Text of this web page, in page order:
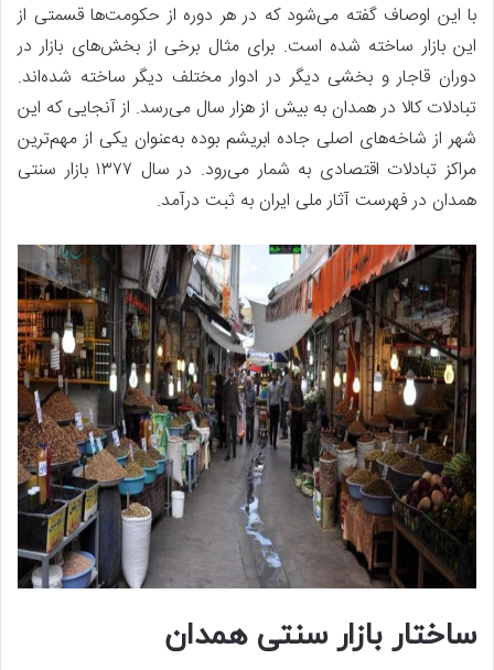
با این اوصاف گفته می‌شود که در هر دوره از حکومت‌ها قسمتی از
این بازار ساخته شده است. برای مثال برخی از بخش‌های بازار در
دوران قاجار و بخشی دیگر در ادوار مختلف دیگر ساخته شده‌اند.
تبادلات کالا در همدان به بیش از هزار سال می‌رسد. از آنجایی که این
شهر از شاخه‌های اصلی جاده ابریشم بوده به‌عنوان یکی از مهم‌ترین
مراکز تبادلات اقتصادی به شمار می‌رود. در سال ۱۳۷۷ بازار سنتی
همدان در فهرست آثار ملی ایران به ثبت درآمد.
ساختار بازار سنتی همدان